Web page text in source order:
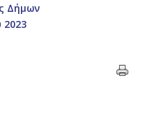
Δήμων